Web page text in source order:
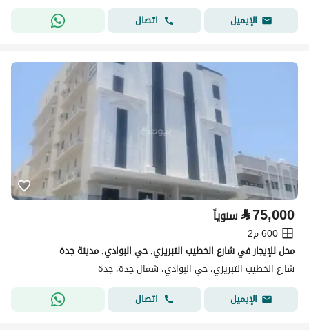
الإيميل
اتصال
⃁75,000 سنوياً
600 م2
محل للإيجار في شارع الخطيب التبريزي, حي البوادي, مدينة جدة
شارع الخطيب التبريزي، حي البوادي، شمال جدة، جدة
الإيميل
اتصال